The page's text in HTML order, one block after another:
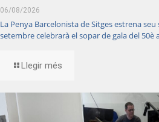
06/08/2026
La Penya Barcelonista de Sitges estrena
setembre celebrarà el sopar de gala del 50è
Llegir més